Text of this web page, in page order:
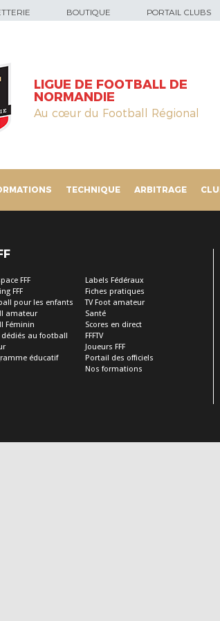
BOUTIQUE PORTAIL CLUBS
LIGUE DE FOOTBALL DE
NORMANDIE
Au cœur du Football Régional
TECHNIQUE ARBITRAGE
FFF
FFF
pour les enfants
amateur
Féminin
dédiés au football
éducatif
Labels Fédéraux
Fiches pratiques
TV Foot amateur
Santé
Scores en direct
FFFTV
Joueurs FFF
Portail des officiels
Nos formations